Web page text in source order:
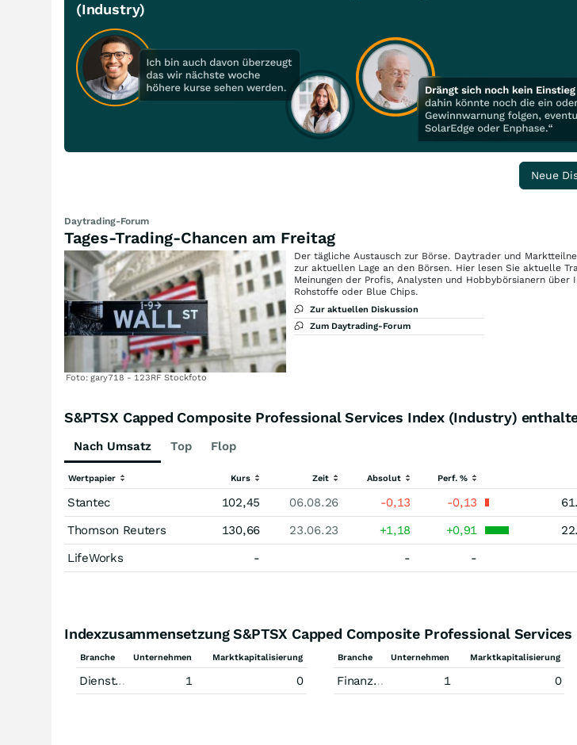
(Industry)
Neue
Daytrading-Forum
Tages-Trading-Chancen am Freitag
Foto: gary718 - 123RF Stockfoto
Der tägliche Austausch zur Börse. Daytrader und
zur aktuellen Lage an den Börsen. Hier lesen Sie aktuelle
Meinungen der Profis, Analysten und Hobbybörsianern über
Rohstoffe oder Blue Chips.
Zur aktuellen Diskussion
Zum Daytrading-Forum
S&PTSX Capped Composite Professional Services Index (Industry)
Nach Umsatz Top Flop
Wertpapier Kurs Zeit Absolut Perf. %
Stantec 102,45 06.08.26 -0,13 -0,13
Thomson Reuters 130,66 23.06.23 +1,18 +0,91
LifeWorks - - -
Indexzusammensetzung S&PTSX Capped Composite Professional
Branche Unternehmen Marktkapitalisierung
Dienstleistungen 1 0
Branche Unternehmen Marktkapitalisierung
Finanzdienstleistungen 1 0